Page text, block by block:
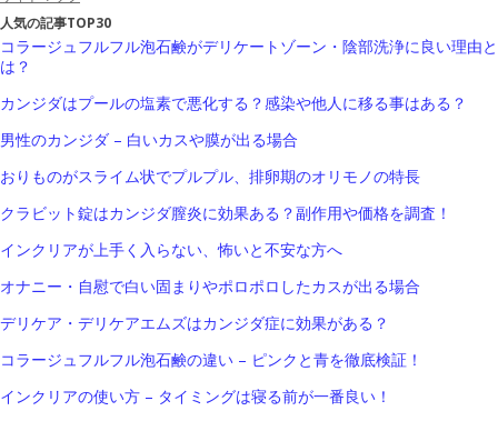
人気の記事TOP30
コラージュフルフル泡石鹸がデリケートゾーン・陰部洗浄に良い理由と
は？
カンジダはプールの塩素で悪化する？感染や他人に移る事はある？
男性のカンジダ – 白いカスや膜が出る場合
おりものがスライム状でプルプル、排卵期のオリモノの特長
クラビット錠はカンジダ膣炎に効果ある？副作用や価格を調査！
インクリアが上手く入らない、怖いと不安な方へ
オナニー・自慰で白い固まりやポロポロしたカスが出る場合
デリケア・デリケアエムズはカンジダ症に効果がある？
コラージュフルフル泡石鹸の違い – ピンクと青を徹底検証！
インクリアの使い方 – タイミングは寝る前が一番良い！